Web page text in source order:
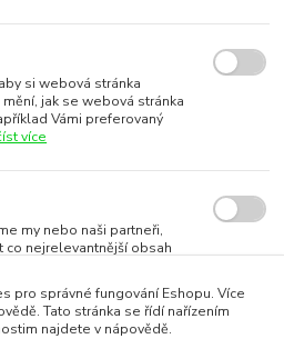
si webová stránka
jak se webová stránka
Vámi preferovaný
více
my nebo naši partneři,
co nejrelevantnější obsah
pro správné fungování Eshopu. Více
Tato stránka se řídí nařízením
najdete v nápovědě.